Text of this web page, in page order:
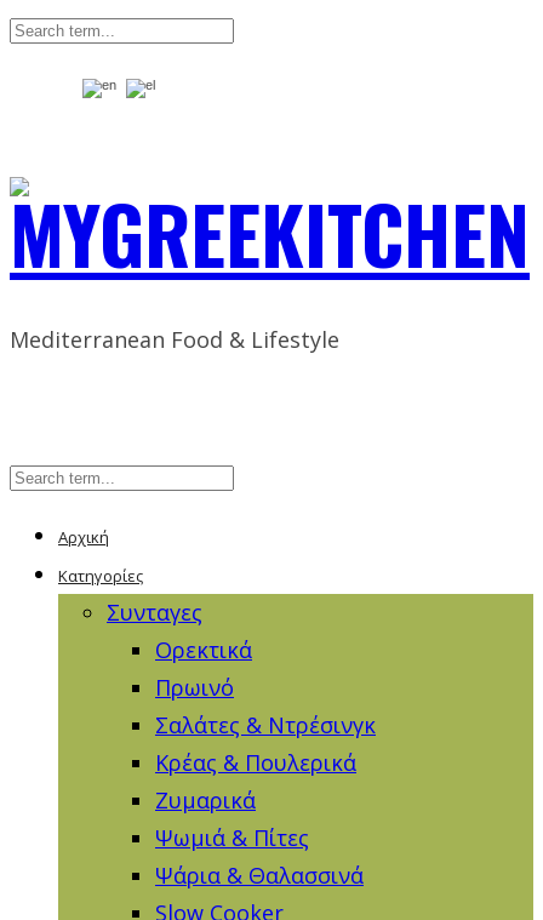
Mediterranean Food & Lifestyle
Αρχική
Κατηγορίες
Συνταγες
Ορεκτικά
Πρωινό
Σαλάτες & Ντρέσινγκ
Κρέας & Πουλερικά
Ζυμαρικά
Ψωμιά & Πίτες
Ψάρια & Θαλασσινά
Slow Cooker